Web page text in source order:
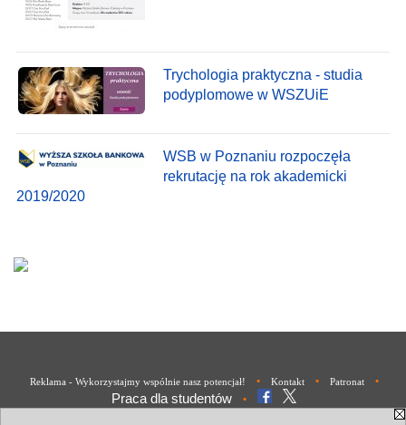
Trychologia praktyczna - studia
podyplomowe w WSZUiE
WSB w Poznaniu rozpoczęła
rekrutację na rok akademicki
2019/2020
Reklama - Wykorzystajmy wspólnie nasz potencjał! • Kontakt • Patronat •
Praca dla studentów •